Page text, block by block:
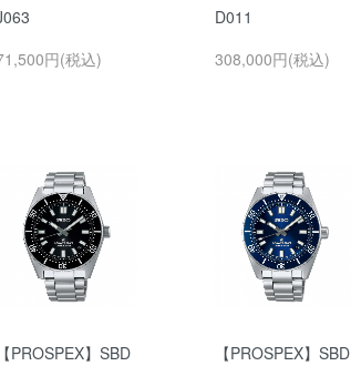
円(税込)
D011
308,000円(税込)
【PROSPEX】SBD
【PROSPEX】SBD